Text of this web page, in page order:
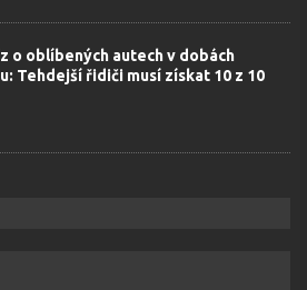
o oblíbených autech v dobách
Tehdejší řidiči musí získat 10 z 10